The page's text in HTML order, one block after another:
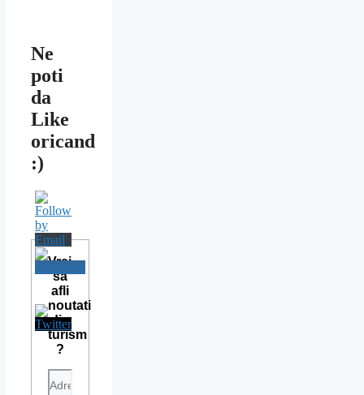
Ne
poti
da
Like
oricand
:)
Vrei
sa
afli
noutati
din
turism
?